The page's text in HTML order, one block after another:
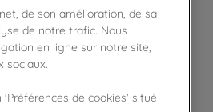
Frais de port offert
dès 50€ d'achat
Gagnez 5 points de fidélité !
de son amélioration, de sa
de notre trafic. Nous
en ligne sur notre site,
sociaux.
de cookies' situé